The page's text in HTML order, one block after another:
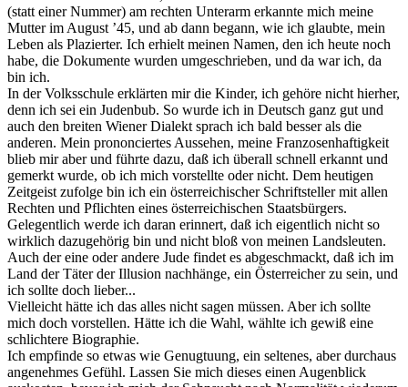
(statt einer Nummer) am rechten Unterarm erkannte mich meine
Mutter im August ’45, und ab dann begann, wie ich glaubte, mein
Leben als Plazierter. Ich erhielt meinen Namen, den ich heute noch
habe, die Dokumente wurden umgeschrieben, und da war ich, da
bin ich.
In der Volksschule erklärten mir die Kinder, ich gehöre nicht hierher,
denn ich sei ein Judenbub. So wurde ich in Deutsch ganz gut und
auch den breiten Wiener Dialekt sprach ich bald besser als die
anderen. Mein prononciertes Aussehen, meine Franzosenhaftigkeit
blieb mir aber und führte dazu, daß ich überall schnell erkannt und
gemerkt wurde, ob ich mich vorstellte oder nicht. Dem heutigen
Zeitgeist zufolge bin ich ein österreichischer Schriftsteller mit allen
Rechten und Pflichten eines österreichischen Staatsbürgers.
Gelegentlich werde ich daran erinnert, daß ich eigentlich nicht so
wirklich dazugehörig bin und nicht bloß von meinen Landsleuten.
Auch der eine oder andere Jude findet es abgeschmackt, daß ich im
Land der Täter der Illusion nachhänge, ein Österreicher zu sein, und
ich sollte doch lieber...
Vielleicht hätte ich das alles nicht sagen müssen. Aber ich sollte
mich doch vorstellen. Hätte ich die Wahl, wählte ich gewiß eine
schlichtere Biographie.
Ich empfinde so etwas wie Genugtuung, ein seltenes, aber durchaus
angenehmes Gefühl. Lassen Sie mich dieses einen Augenblick